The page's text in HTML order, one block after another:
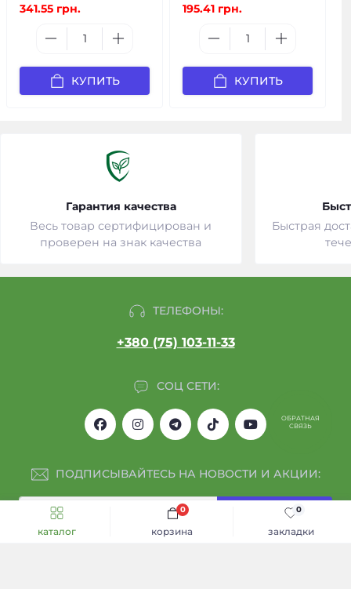
каталог закладки
0
корзина
0
341.55 грн.
КУПИТЬ
195.41 грн.
КУПИТЬ
Гарантия качества
Весь товар сертифицирован и
проверен на знак качества
Быстрая
ТЕЛЕФОНЫ:
+380 (75) 103-11-33
СОЦ СЕТИ:
ПОДПИСЫВАЙТЕСЬ НА НОВОСТИ И АКЦИИ:
Подписаться
ОБРАТНАЯ
СВЯЗЬ